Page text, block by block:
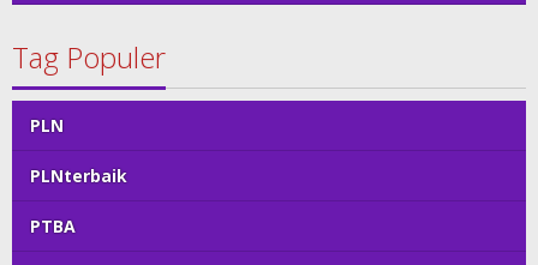
Tag Populer
PLN
PLNterbaik
PTBA